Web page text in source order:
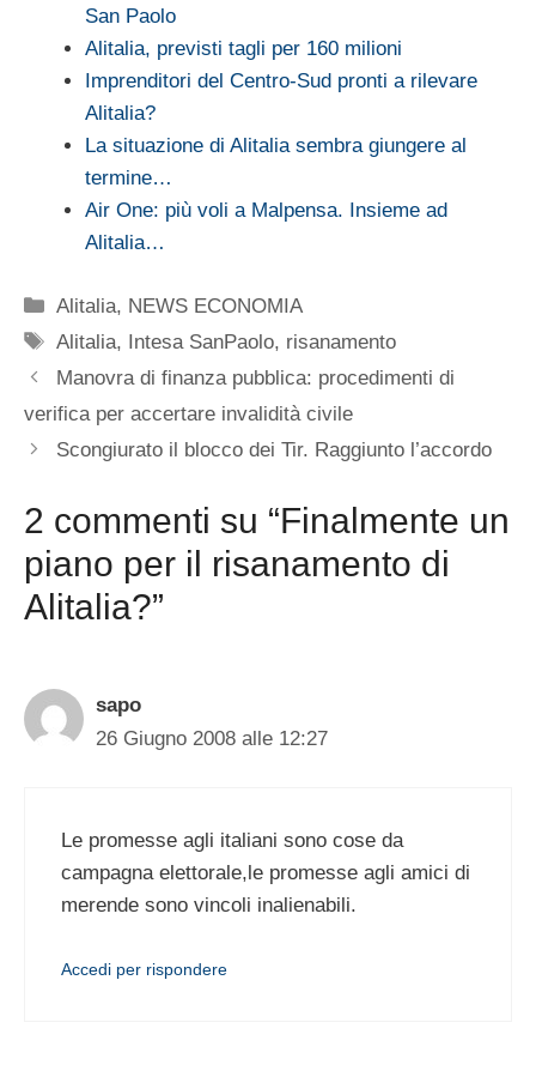
San Paolo
Alitalia, previsti tagli per 160 milioni
Imprenditori del Centro-Sud pronti a rilevare
Alitalia?
La situazione di Alitalia sembra giungere al
termine…
Air One: più voli a Malpensa. Insieme ad
Alitalia…
Categorie
Alitalia, NEWS ECONOMIA
Tag
Alitalia, Intesa SanPaolo, risanamento
Manovra di finanza pubblica: procedimenti di
verifica per accertare invalidità civile
Scongiurato il blocco dei Tir. Raggiunto l’accordo
2 commenti su “Finalmente un
piano per il risanamento di
Alitalia?”
sapo
26 Giugno 2008 alle 12:27
Le promesse agli italiani sono cose da
campagna elettorale,le promesse agli amici di
merende sono vincoli inalienabili.
Accedi per rispondere